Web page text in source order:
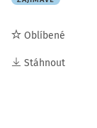
Oblíbené
Stáhnout